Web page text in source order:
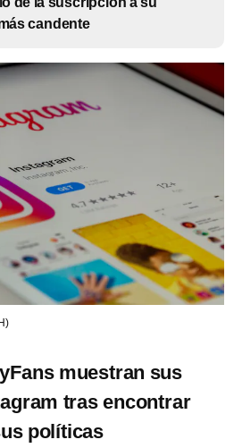
candente
muestran sus
tras encontrar
políticas